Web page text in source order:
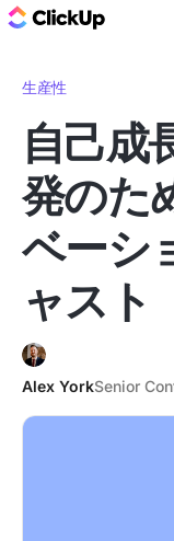
生産性
自己成
発のた
ベーシ
ャスト
Alex YorkSenior